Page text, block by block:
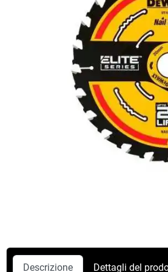
Descrizione Dettagli del